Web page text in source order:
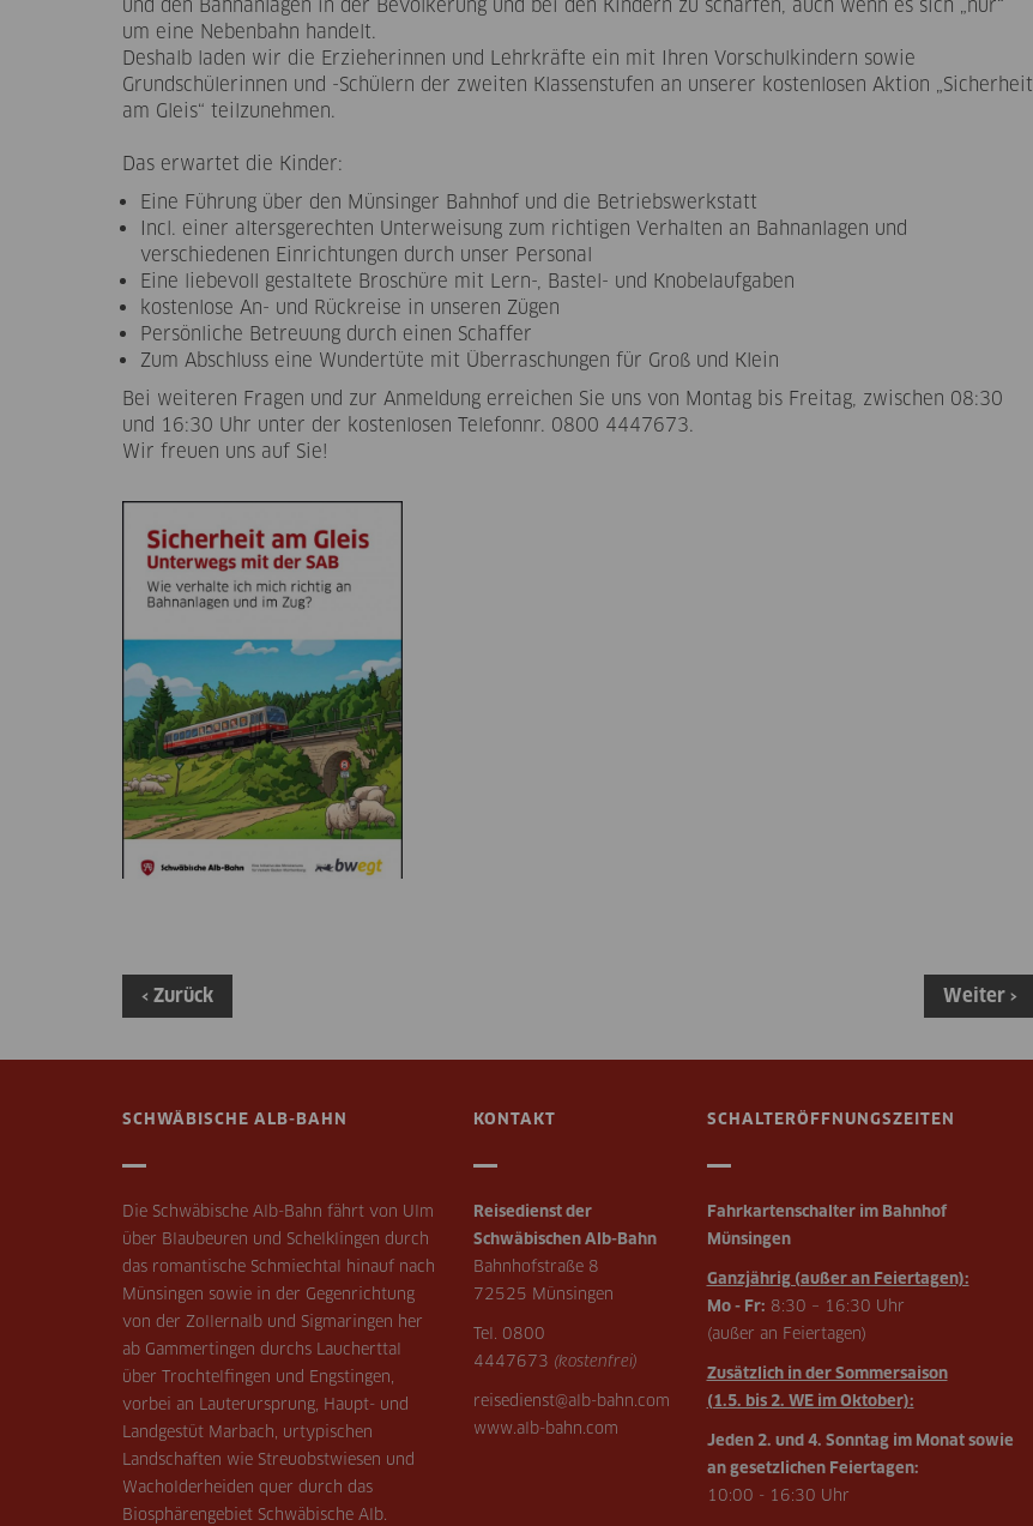
und den Bahnanlagen in der Bevölkerung und bei den Kindern zu schärfen, auch wenn es sich „nur“
um eine Nebenbahn handelt.
Deshalb laden wir die Erzieherinnen und Lehrkräfte ein mit Ihren Vorschulkindern sowie
Grundschülerinnen und -Schülern der zweiten Klassenstufen an unserer kostenlosen Aktion „Sicherheit
am Gleis“ teilzunehmen.
Das erwartet die Kinder:
Eine Führung über den Münsinger Bahnhof und die Betriebswerkstatt
Incl. einer altersgerechten Unterweisung zum richtigen Verhalten an Bahnanlagen und
verschiedenen Einrichtungen durch unser Personal
Eine liebevoll gestaltete Broschüre mit Lern-, Bastel- und Knobelaufgaben
kostenlose An- und Rückreise in unseren Zügen
Persönliche Betreuung durch einen Schaffer
Zum Abschluss eine Wundertüte mit Überraschungen für Groß und Klein
Bei weiteren Fragen und zur Anmeldung erreichen Sie uns von Montag bis Freitag, zwischen 08:30
und 16:30 Uhr unter der kostenlosen Telefonnr. 0800 4447673.
Wir freuen uns auf Sie!
‹ Zurück Weiter ›
SCHWÄBISCHE ALB-BAHN
Die Schwäbische Alb-Bahn fährt von Ulm
über Blaubeuren und Schelklingen durch
das romantische Schmiechtal hinauf nach
Münsingen sowie in der Gegenrichtung
von der Zollernalb und Sigmaringen her
ab Gammertingen durchs Laucherttal
über Trochtelfingen und Engstingen,
vorbei an Lauterursprung, Haupt- und
Landgestüt Marbach, urtypischen
Landschaften wie Streuobstwiesen und
Wacholderheiden quer durch das
Biosphärengebiet Schwäbische Alb.
KONTAKT
Reisedienst der
Schwäbischen Alb-Bahn
Bahnhofstraße 8
72525 Münsingen
Tel. 0800
4447673 (kostenfrei)
reisedienst@alb-bahn.com
www.alb-bahn.com
SCHALTERÖFFNUNGSZEITEN
Fahrkartenschalter im Bahnhof
Münsingen
Ganzjährig (außer an Feiertagen):
Mo - Fr: 8:30 – 16:30 Uhr
(außer an Feiertagen)
Zusätzlich in der Sommersaison
(1.5. bis 2. WE im Oktober):
Jeden 2. und 4. Sonntag im Monat sowie
an gesetzlichen Feiertagen:
10:00 - 16:30 Uhr